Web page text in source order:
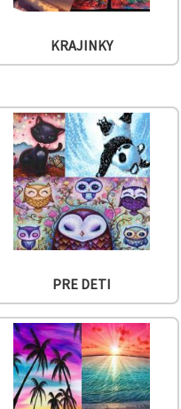
KRAJINKY
PRE DETI